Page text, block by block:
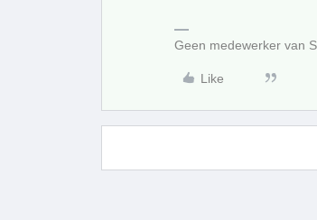
Geen medewerker van
Like